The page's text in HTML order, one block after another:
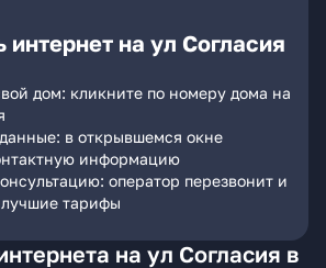
на ул Согласия
дом: кликните по номеру дома на
в открывшемся окне
информацию
оператор перезвонит и
тарифы
на ул Согласия в